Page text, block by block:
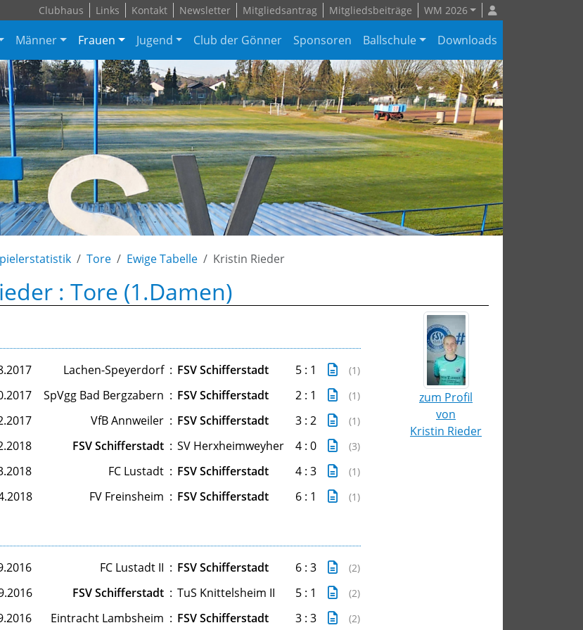
Clubhaus Links Kontakt Newsletter Mitgliedsantrag Mitgliedsbeiträge WM 2026
Männer Frauen Jugend Club der Gönner Sponsoren Ballschule Downloads
Tore Ewige Tabelle Kristin Rieder
: Tore (1.Damen)
zum Profil
von
Kristin Rieder
Lachen-Speyerdorf : FSV Schifferstadt 5 : 1 (1)
SpVgg Bad Bergzabern : FSV Schifferstadt 2 : 1 (1)
VfB Annweiler : FSV Schifferstadt 3 : 2 (1)
FSV Schifferstadt : SV Herxheimweyher 4 : 0 (3)
FC Lustadt : FSV Schifferstadt 4 : 3 (1)
FV Freinsheim : FSV Schifferstadt 6 : 1 (1)
FC Lustadt II : FSV Schifferstadt 6 : 3 (2)
FSV Schifferstadt : TuS Knittelsheim II 5 : 1 (2)
Eintracht Lambsheim : FSV Schifferstadt 3 : 3 (2)